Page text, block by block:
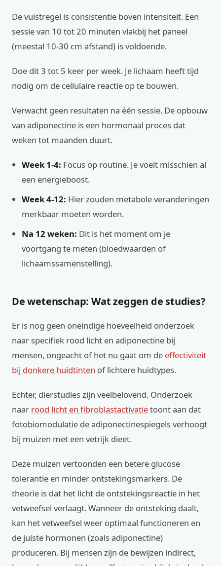
De vuistregel is consistentie boven intensiteit. Een
sessie van 10 tot 20 minuten vlakbij het paneel
(meestal 10-30 cm afstand) is voldoende.
Doe dit 3 tot 5 keer per week. Je lichaam heeft tijd
nodig om de cellulaire reactie op te bouwen.
Verwacht geen resultaten na één sessie. De opbouw
van adiponectine is een hormonaal proces dat
weken tot maanden duurt.
Week 1-4: Focus op routine. Je voelt misschien al
een energieboost.
Week 4-12: Hier zouden metabole veranderingen
merkbaar moeten worden.
Na 12 weken: Dit is het moment om je
voortgang te meten (bloedwaarden of
lichaamssamenstelling).
De wetenschap: Wat zeggen de studies?
Er is nog geen oneindige hoeveelheid onderzoek
naar specifiek rood licht en adiponectine bij
mensen, ongeacht of het nu gaat om de effectiviteit
bij donkere huidtinten of lichtere huidtypes.
Echter, dierstudies zijn veelbelovend. Onderzoek
naar rood licht en fibroblastactivatietoont aan dat
fotobiomodulatie de adiponectinespiegels verhoogt
bij muizen met een vetrijk dieet.
Deze muizen vertoonden een betere glucose
tolerantie en minder ontstekingsmarkers. De
theorie is dat het licht de ontstekingsreactie in het
vetweefsel verlaagt. Wanneer de ontsteking daalt,
kan het vetweefsel weer optimaal functioneren en
de juiste hormonen (zoals adiponectine)
produceren. Bij mensen zijn de bewijzen indirect,